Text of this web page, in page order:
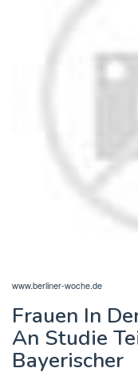
www.berliner-woche.de
Frauen In
An Studie
Bayerischer